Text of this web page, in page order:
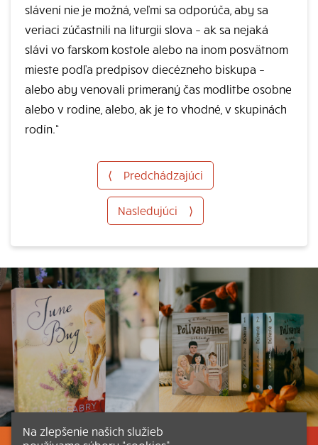
slávení nie je možná, veľmi sa odporúča, aby sa
veriaci zúčastnili na liturgii slova – ak sa nejaká
slávi vo farskom kostole alebo na inom posvätnom
mieste podľa predpisov diecézneho biskupa –
alebo aby venovali primeraný čas modlitbe osobne
alebo v rodine, alebo, ak je to vhodné, v skupinách
rodín.“
⟨ Predchádzajúci
Nasledujúci ⟩
Na zlepšenie našich služieb